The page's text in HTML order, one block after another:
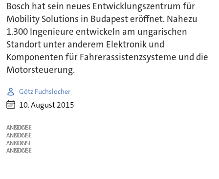
Bosch hat sein neues Entwicklungszentrum für
Mobility Solutions in Budapest eröffnet. Nahezu
1.300 Ingenieure entwickeln am ungarischen
Standort unter anderem Elektronik und
Komponenten für Fahrerassistenzsysteme und die
Motorsteuerung.
Götz Fuchslocher
10. August 2015
ANZEIGE
ANZEIGE
ANZEIGE
ANZEIGE